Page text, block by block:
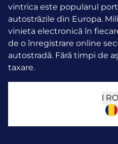
vintrica este popularul
autostrăzile din Europa.
vinieta electronică în
de o înregistrare online
autostradă. Fără timpi de
taxare.
l